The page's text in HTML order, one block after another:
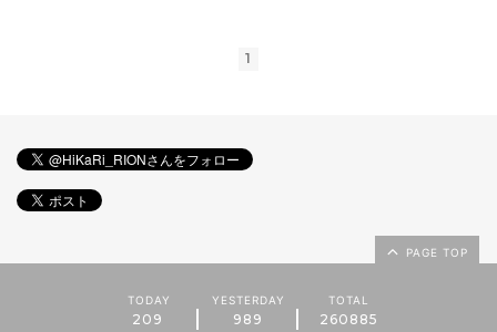
1
PAGE TOP
TODAY
209
YESTERDAY
989
TOTAL
260885